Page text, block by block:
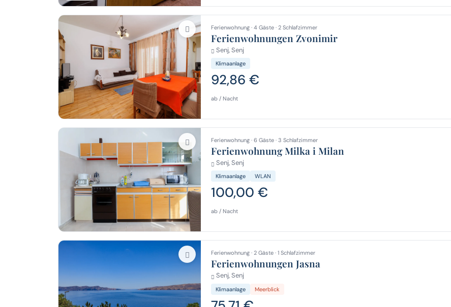
Ferienwohnung · 4 Gäste · 2 Schlafzimmer
Ferienwohnungen Zvonimir
Senj, Senj
Klimaanlage
92,86 €
ab / Nacht
Ferienwohnung · 6 Gäste · 3 Schlafzimmer
Ferienwohnung Milka i Milan
Senj, Senj
Klimaanlage WLAN
100,00 €
ab / Nacht
Ferienwohnung · 2 Gäste · 1 Schlafzimmer
Ferienwohnungen Jasna
Senj, Senj
Klimaanlage Meerblick